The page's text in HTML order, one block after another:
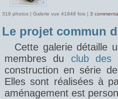
319 photos | Galerie vue 41848 fois | 3
Le projet commun
Cette galerie détaille
membres du club des
construction en série
Elles sont réalisées à
aménagement est